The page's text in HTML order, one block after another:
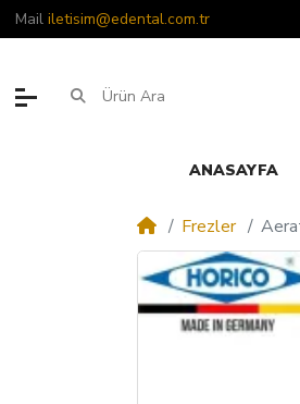
Mail iletisim@edental.com.tr
ANASAYFA
Frezler